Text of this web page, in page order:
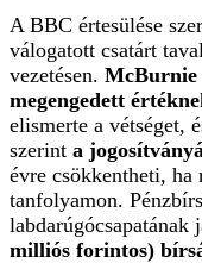
A BBC értesülése
válogatott csatárt
vezetésen. McBurnie
megengedett
elismerte a vétséget,
szerint a
évre csökkentheti, ha
tanfolyamon.
labdarúgócsapatának
milliós forintos)